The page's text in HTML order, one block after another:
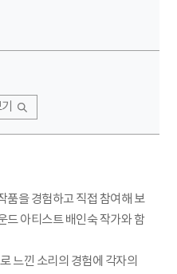
품을 경험하고 직접 참여해 보
드 아티스트 배인숙 작가와 함
느낀 소리의 경험에 각자의